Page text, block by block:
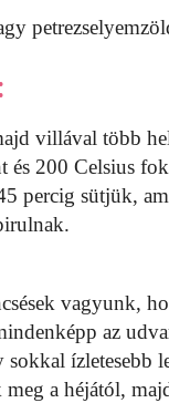
villával több
és 200 Celsius
percig sütjük,
vagyunk,
az
sokkal ízletesebb
a héjától,